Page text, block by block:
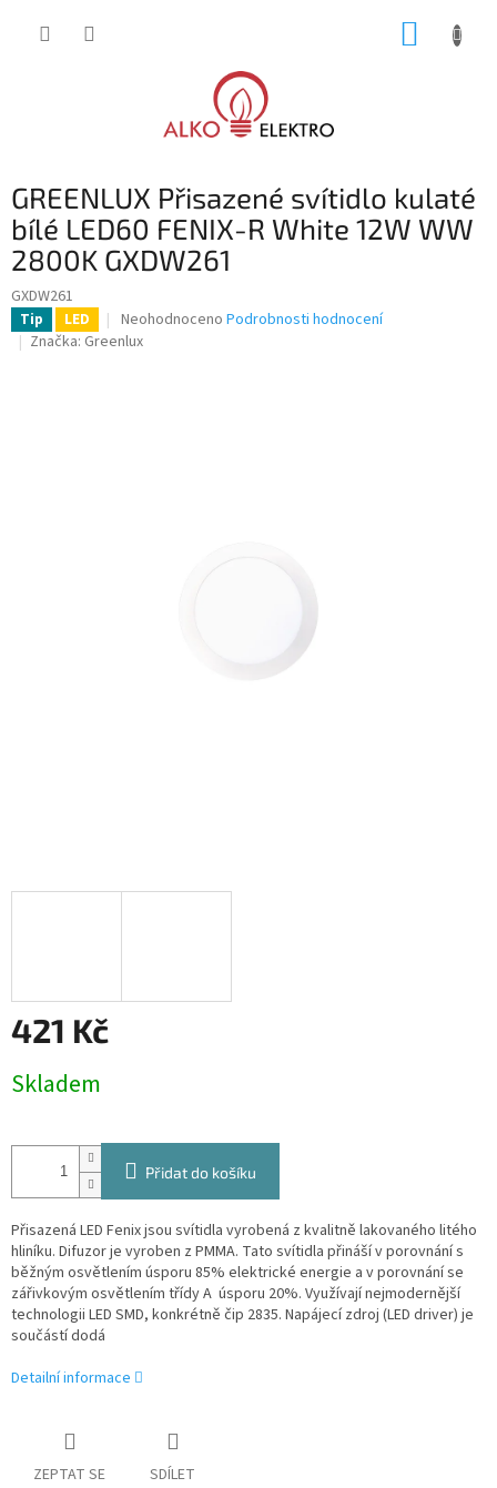
GREENLUX Přisazené svítidlo kulaté
bílé LED60 FENIX-R White 12W WW
2800K GXDW261
GXDW261
Tip LED
Průměrné
hodnocení
Neohodnoceno Podrobnosti hodnocení
Značka: Greenlux
421 Kč
cena:
Skladem
Přidat do košíku
Přisazená LED Fenix jsou svítidla vyrobená z kvalitně lakovaného litého
hliníku. Difuzor je vyroben z PMMA. Tato svítidla přináší v porovnání s
běžným osvětlením úsporu 85% elektrické energie a v porovnání se
zářivkovým osvětlením třídy A úsporu 20%. Využívají nejmodernější
technologii LED SMD, konkrétně čip 2835. Napájecí zdroj (LED driver) je
součástí dodá
Detailní informace
ZEPTAT SE SDÍLET